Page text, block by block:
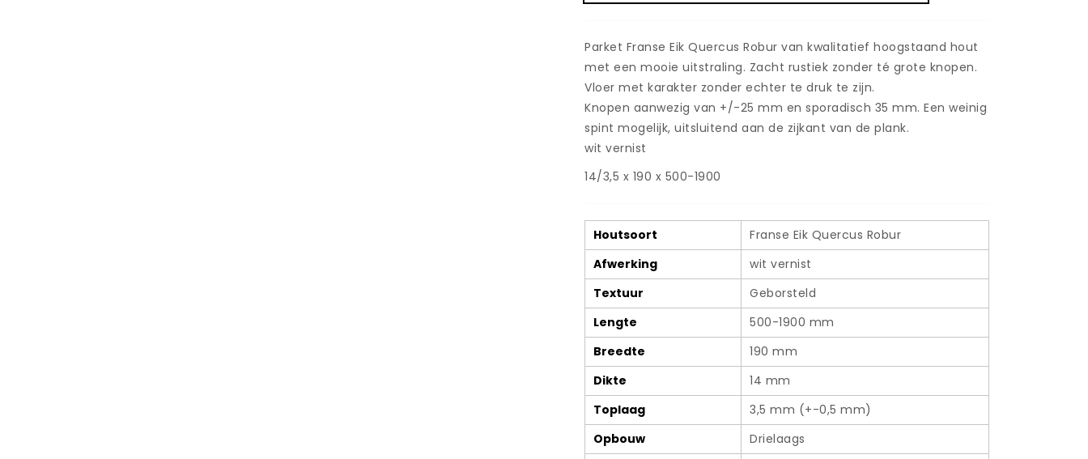
White
Lacquer
-
Franse
Eik
14x190x1900mm
T&G
-
Parket Franse Eik Quercus Robur van kwalitatief hoogstaand hout
met een mooie uitstraling. Zacht rustiek zonder té grote knopen.
Vloer met karakter zonder echter te druk te zijn.
Knopen aanwezig van +/-25 mm en sporadisch 35 mm. Een weinig
spint mogelijk, uitsluitend aan de zijkant van de plank.
wit vernist
14/3,5 x 190 x 500-1900
Houtsoort
Franse Eik Quercus Robur
Afwerking
wit vernist
Textuur
Geborsteld
Lengte
500-1900 mm
Breedte
190 mm
Dikte
14 mm
Toplaag
3,5 mm (+-0,5 mm)
Opbouw
Drielaags